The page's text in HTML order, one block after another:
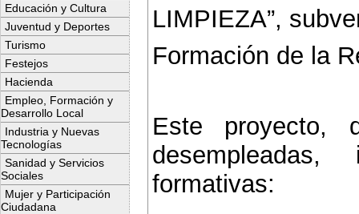
Educación y Cultura
Juventud y Deportes
Turismo
Festejos
Hacienda
Empleo, Formación y
Desarrollo Local
Industria y Nuevas
Tecnologías
Sanidad y Servicios
Sociales
Mujer y Participación
Ciudadana
LIMPIEZA”,
Formación de la
Este proyecto,
formativas: